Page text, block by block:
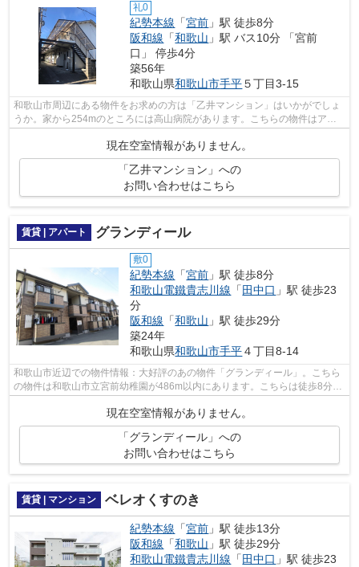
礼0
紀勢本線 「宮前 」駅 徒歩8分
阪和線 「和歌山 」駅 バス10分 「宮前
口」 停歩4分
築56年
和歌山県和歌山市手平５丁目3-15
和歌山市周辺にある物件をお求めの方は「乙井マンション」はいかがでしょ
うか。家から254mのところには高山病院があります。こちらの物件はアパ
ートです。駅から徒歩8分に立地する、魅...
現在空室情報がありません。
「乙井マンション」への
お問い合わせはこちら
賃貸 | アパート グランディール
敷0
紀勢本線 「宮前 」駅 徒歩8分
和歌山電鐵貴志川線 「 田中口 」駅 徒歩23
分
阪和線 「和歌山 」駅 徒歩29分
築24年
和歌山県和歌山市手平４丁目8-14
和歌山市近辺での物件情報：大好評のあの物件「グランディール」。こちら
の物件は和歌山市立宮前幼稚園が486m以内にあります。こちらは徒歩8分に
現在空室情報がありません。
「グランディール」への
お問い合わせはこちら
賃貸 | マンション ベレオくすのき
紀勢本線 「宮前 」駅 徒歩13分
阪和線 「和歌山 」駅 徒歩29分
和歌山電鐵貴志川線 「 田中口 」駅 徒歩23